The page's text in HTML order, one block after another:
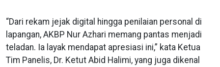
“Dari rekam jejak digital hingga penilaian personal di
lapangan, AKBP Nur Azhari memang pantas menjadi
teladan. Ia layak mendapat apresiasi ini,” kata Ketua
Tim Panelis, Dr. Ketut Abid Halimi, yang juga dikenal